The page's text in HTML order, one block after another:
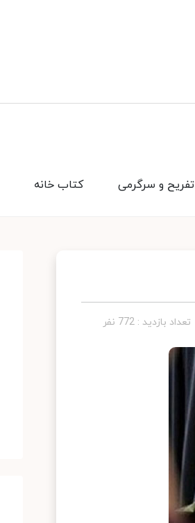
کتاب خانه تفریح و سرگرمی
تعداد بازدید : 772 نفر